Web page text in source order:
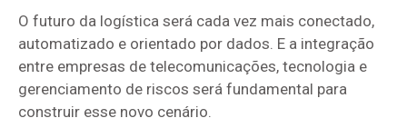
O futuro da logística será cada vez mais conectado,
automatizado e orientado por dados. E a integração
entre empresas de telecomunicações, tecnologia e
gerenciamento de riscos será fundamental para
construir esse novo cenário.